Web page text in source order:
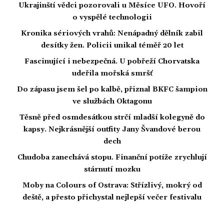
Ukrajinští vědci pozorovali u Měsíce UFO. Hovoří
o vyspělé technologii
Kronika sériových vrahů: Nenápadný dělník zabil
desítky žen. Policii unikal téměř 20 let
Fascinující i nebezpečná. U pobřeží Chorvatska
udeřila mořská smršť
Do zápasu jsem šel po kalbě, přiznal BKFC šampion
ve službách Oktagonu
Těsně před osmdesátkou strčí mladší kolegyně do
kapsy. Nejkrásnější outfity Jany Švandové berou
dech
Chudoba zanechává stopu. Finanční potíže zrychlují
stárnutí mozku
Moby na Colours of Ostrava: Střízlivý, mokrý od
deště, a přesto přichystal nejlepší večer festivalu